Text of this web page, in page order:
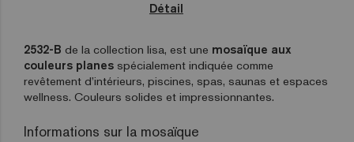
Détail
2532-B de la collection lisa, est une mosaïque aux
couleurs planes spécialement indiquée comme
revêtement d’intérieurs, piscines, spas, saunas et espaces
wellness. Couleurs solides et impressionnantes.
Informations sur la mosaïque